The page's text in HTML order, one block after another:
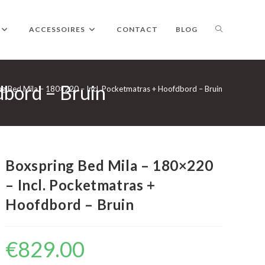
ACCESSOIRES CONTACT BLOG TOGGLE
WEBSITE
– Bruin
Bed Mila – 180×220 – Incl. Pocketmatras + Hoofdbord – Bruin
Boxspring Bed Mila – 180×220
– Incl. Pocketmatras +
Hoofdbord – Bruin
€829.00